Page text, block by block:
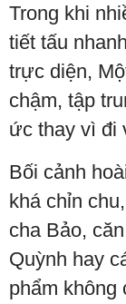
Trong khi
tiết tấu
trực diện,
chậm, tập
ức thay vì đi
Bối cảnh
khá chỉn
cha Bảo,
Quỳnh hay
phẩm không